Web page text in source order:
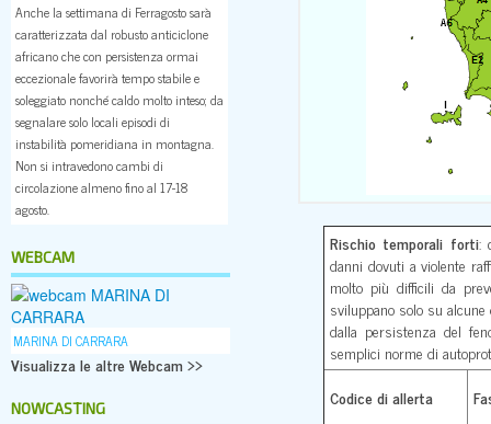
Anche la settimana di Ferragosto sarà
caratterizzata dal robusto anticiclone
africano che con persistenza ormai
eccezionale favorirà tempo stabile e
soleggiato nonché caldo molto inteso; da
segnalare solo locali episodi di
instabilità pomeridiana in montagna.
Non si intravedono cambi di
circolazione almeno fino al 17-18
agosto.
WEBCAM
MARINA DI CARRARA
Visualizza le altre Webcam >>
NOWCASTING
Rischio temporali forti:
danni dovuti a violente
molto più difficili da
sviluppano solo su
dalla persistenza del
semplici norme di
Codice di allerta